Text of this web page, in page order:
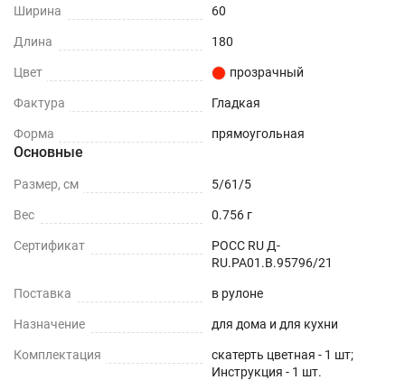
Ширина 60
Длина 180
Цвет прозрачный
Фактура Гладкая
Форма прямоугольная
Основные
Размер, см 5/61/5
Вес 0.756 г
Сертификат
РОСС RU Д-
RU.РА01.В.95796/21
Поставка в рулоне
Назначение для дома и для кухни
Комплектация
скатерть цветная - 1 шт;
Инструкция - 1 шт.